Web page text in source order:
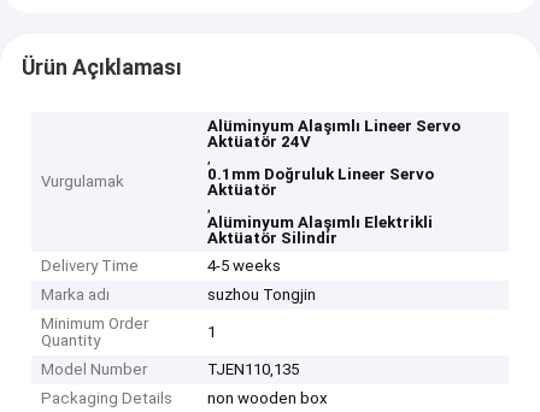
Ürün Açıklaması
Vurgulamak
Alüminyum Alaşımlı Lineer Servo
Aktüatör 24V
,
0.1mm Doğruluk Lineer Servo
Aktüatör
,
Alüminyum Alaşımlı Elektrikli
Aktüatör Silindir
Delivery Time
4-5 weeks
Marka adı
suzhou Tongjin
Minimum Order
Quantity
1
Model Number
TJEN110,135
Packaging Details
non wooden box